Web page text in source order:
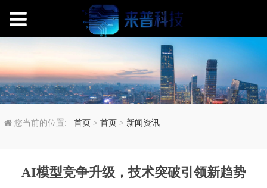
AI模型竞争升级，技术
您当前的位置:首页 >首页 > 新闻资讯
AI模型竞争升级，技术突破引领新趋势